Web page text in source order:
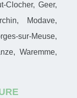
Clocher, Geer,
Modave,
sur-Meuse,
Waremme,